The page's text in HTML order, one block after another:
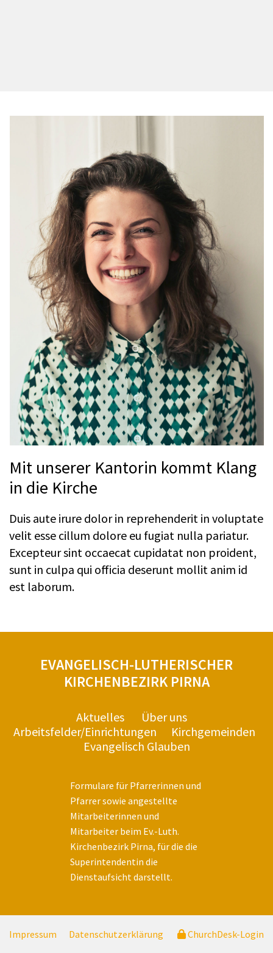
Mit unserer Kantorin kommt Klang
in die Kirche
Duis aute irure dolor in reprehenderit in voluptate
velit esse cillum dolore eu fugiat nulla pariatur.
Excepteur sint occaecat cupidatat non proident,
sunt in culpa qui officia deserunt mollit anim id
est laborum.
EVANGELISCH-LUTHERISCHER
KIRCHENBEZIRK PIRNA
Aktuelles
Über uns
Arbeitsfelder/Einrichtungen
Kirchgemeinden
Evangelisch Glauben
Formulare für Pfarrerinnen und
Pfarrer sowie angestellte
Mitarbeiterinnen und
Mitarbeiter beim Ev.-Luth.
Kirchenbezirk Pirna, für die die
Superintendentin die
Dienstaufsicht darstellt.
Impressum Datenschutzerklärung ChurchDesk-Login